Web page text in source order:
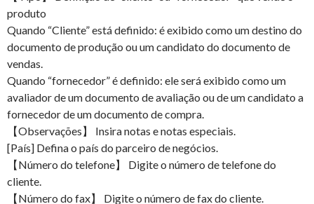
produto
Quando “Cliente” está definido: é exibido como um destino do
documento de produção ou um candidato do documento de
vendas.
Quando “fornecedor” é definido: ele será exibido como um
avaliador de um documento de avaliação ou de um candidato a
fornecedor de um documento de compra.
【Observações】 Insira notas e notas especiais.
[País] Defina o país do parceiro de negócios.
【Número do telefone】 Digite o número de telefone do
cliente.
【Número do fax】 Digite o número de fax do cliente.